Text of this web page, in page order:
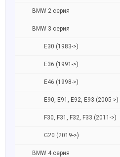
BMW 2 серия
BMW 3 серия
E30 (1983->)
E36 (1991->)
E46 (1998->)
E90, E91, E92, E93 (2005->)
F30, F31, F32, F33 (2011->)
G20 (2019->)
BMW 4 серия